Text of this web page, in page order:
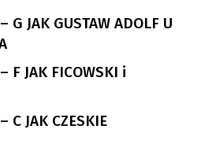
JAK GUSTAW ADOLF U
JAK FICOWSKI i
JAK CZESKIE